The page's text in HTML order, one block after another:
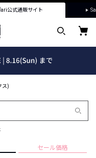
公式通販サイト
ス)
セール価格